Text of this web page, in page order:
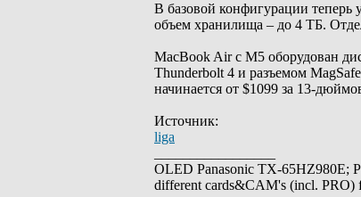
В базовой конфигурации теперь
объем хранилища – до 4 ТБ.
MacBook Air с M5 оборудован
Thunderbolt 4 и разъемом
начинается от $1099 за 13-
Источник:
liga
OLED Panasonic TX-65HZ980E;
different cards&CAM's (incl. PRO)